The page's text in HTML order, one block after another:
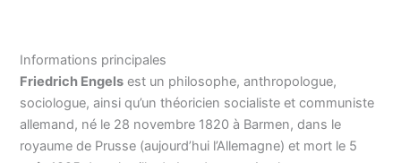
Informations principales
Friedrich Engels est un philosophe, anthropologue,
sociologue, ainsi qu’un théoricien socialiste et communiste
allemand, né le 28 novembre 1820 à Barmen, dans le
royaume de Prusse (aujourd’hui l’Allemagne) et mort le 5